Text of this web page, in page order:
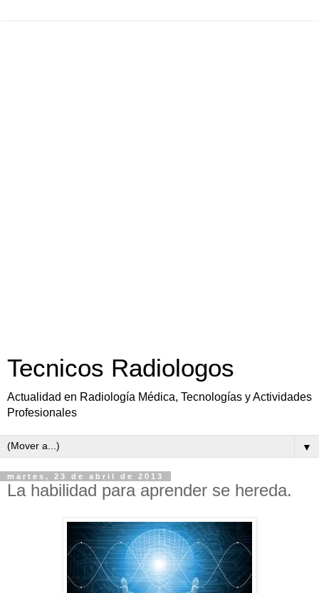
Tecnicos Radiologos
Actualidad en Radiología Médica, Tecnologías y Actividades
Profesionales
▼
martes, 23 de abril de 2013
La habilidad para aprender se hereda.